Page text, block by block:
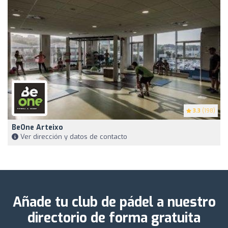
3.3 (198)
BeOne Arteixo
Ver dirección y datos de contacto
Añade tu club de pádel a nuestro
directorio de forma gratuita